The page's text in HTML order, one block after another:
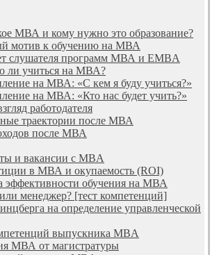
МВА и кому нужно это образование?
мотив к обучению на МВА
слушателя программ МВА и EMBA
ли учиться на МВА?
на МВА: «С кем я буду учиться?»
на МВА: «Кто нас будет учить?»
работодателя
траектории после МВА
после МВА
и вакансии с MBA
в МВА и окупаемость (ROI)
эффективности обучения на МВА
менеджер? [тест компетенций]
на определение управленческой
выпускника MBA
МВА от магистратуры